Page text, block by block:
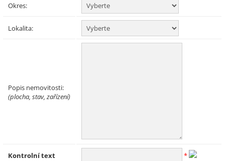
Okres:
Lokalita:
Popis nemovitosti:
(plocha, stav, zařízení)
Kontrolní text *